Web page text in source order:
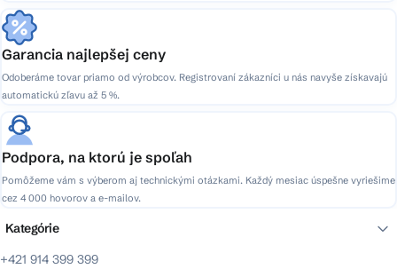
Garancia najlepšej ceny
Odoberáme tovar priamo od výrobcov. Registrovaní zákazníci u nás navyše získavajú
automatickú zľavu až 5 %.
Podpora, na ktorú je spoľah
Pomôžeme vám s výberom aj technickými otázkami. Každý mesiac úspešne vyriešime
cez 4 000 hovorov a e-mailov.
+421 914 399 399
Kategórie